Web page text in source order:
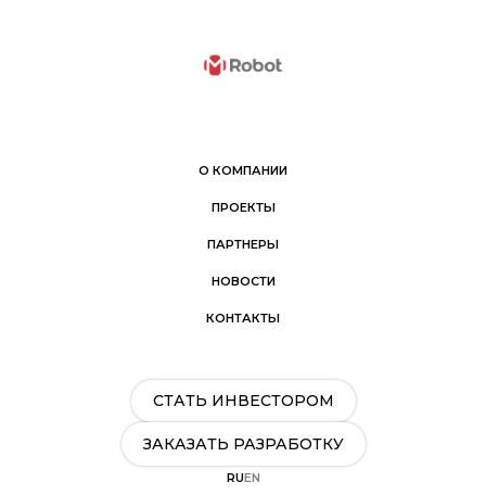
О КОМПАНИИ
ПРОЕКТЫ
ПАРТНЕРЫ
НОВОСТИ
КОНТАКТЫ
СТАТЬ ИНВЕСТОРОМ
ЗАКАЗАТЬ РАЗРАБОТКУ
RUEN